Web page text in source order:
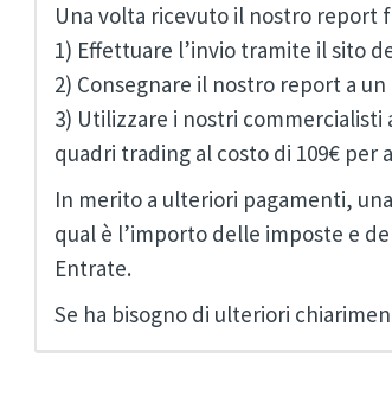
Una volta ricevuto il nostro report
1) Effettuare l’invio tramite il sito
2) Consegnare il nostro report a un
3) Utilizzare i nostri
quadri trading al costo di 109€ per
In merito a ulteriori pagamenti,
qual è l’importo delle imposte e
Entrate.
Se ha bisogno di ulteriori